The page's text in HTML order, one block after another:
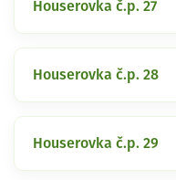
Houserovka č.p. 27
Houserovka č.p. 28
Houserovka č.p. 29